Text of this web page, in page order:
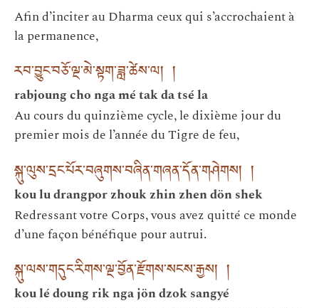
Afin d’inciter au Dharma ceux qui s’accrochaient à
la permanence,
རབ་བྱུང་བཅོ་ལྔ་མེ་སྟག་ཟླ་ཚེས་ལ། །
rabjoung cho nga mé tak da tsé la
Au cours du quinzième cycle, le dixième jour du
premier mois de l’année du Tigre de feu,
སྐུ་ལུས་དྲང་པོར་བཞུགས་བཞིན་གཞན་དོན་གཤེགས། །
kou lu drangpor zhouk zhin zhen dön shek
Redressant votre Corps, vous avez quitté ce monde
d’une façon bénéfique pour autrui.
སྐུ་ལས་གདུང་རིགས་ལྔ་བྱོན་རྫོགས་སངས་རྒྱས། །
kou lé doung rik nga jön dzok sangyé